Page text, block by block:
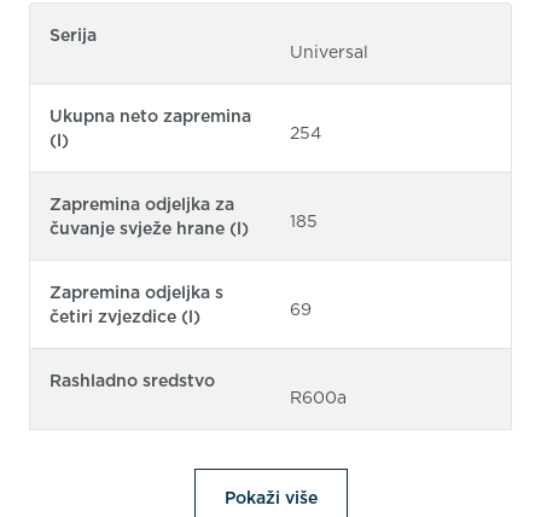
Serija
Universal
Ukupna neto zapremina
(l)
254
Zapremina odjeljka za
čuvanje svježe hrane (l)
185
Zapremina odjeljka s
četiri zvjezdice (l)
69
Rashladno sredstvo
R600a
Pokaži više